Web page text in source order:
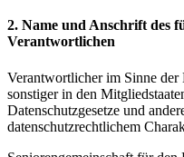
2. Name und Anschrift des
Verantwortlichen
Verantwortlicher im Sinne
sonstiger in den
Datenschutzgesetze und
datenschutzrechtlichem